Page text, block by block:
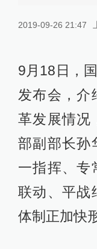
2019-09-26 21:47
9月18日，
发布会，介
革发展情况
部副部长孙
一指挥、专
联动、平战
体制正加快